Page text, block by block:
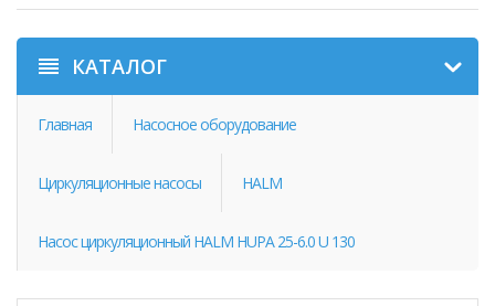
КАТАЛОГ
Главная Насосное оборудование
Циркуляционные насосы HALM
Насос циркуляционный HALM HUPA 25-6.0 U 130